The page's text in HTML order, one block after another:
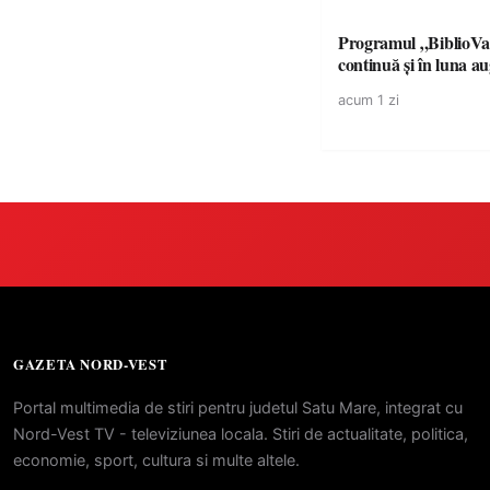
Programul
continuă și în luna
acum 1 zi
GAZETA NORD-VEST
Portal multimedia de stiri pentru judetul Satu Mare, integrat cu
Nord-Vest TV - televiziunea locala. Stiri de actualitate, politica,
economie, sport, cultura si multe altele.